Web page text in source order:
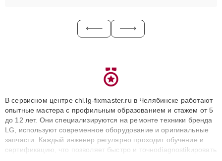
В сервисном центре chl.lg-fixmaster.ru в Челябинске работают
опытные мастера с профильным образованием и стажем от 5
до 12 лет. Они специализируются на ремонте техники бренда
LG, используют современное оборудование и оригинальные
запчасти. Каждый инженер регулярно проходит обучение и
сертификацию, что позволяет быстро и точноdiagnostikировать